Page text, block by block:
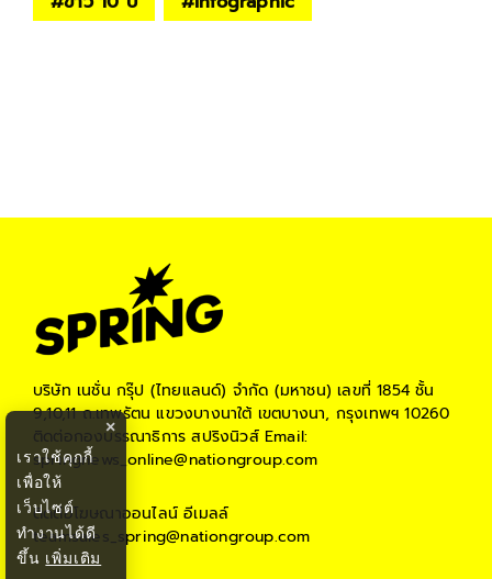
บริษัท เนชั่น กรุ๊ป (ไทยแลนด์) จำกัด (มหาชน) เลขที่ 1854 ชั้น
9,10,11 ถ.เทพรัตน แขวงบางนาใต้ เขตบางนา, กรุงเทพฯ 10260
ติดต่อกองบรรณาธิการ สปริงนิวส์Email:
springnews_online@nationgroup.com
ติดต่อโฆษณาออนไลน์ อีเมลล์
teamsales_spring@nationgroup.com
×
เราใช้คุกกี้
เพื่อให้
เว็บไซต์
ทำงานได้ดี
ขึ้น เพิ่มเติม